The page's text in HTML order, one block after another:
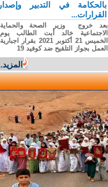
بالحكامة في التدبير وإصدار
القرارات...
خروج وزير الصحة والحماية
خالد أبت الطالب يوم
الخميس 21 أكتوبر 2021 بقرار اجبارية
بجواز التلقيح ضد كوفيد 19
المزيد...